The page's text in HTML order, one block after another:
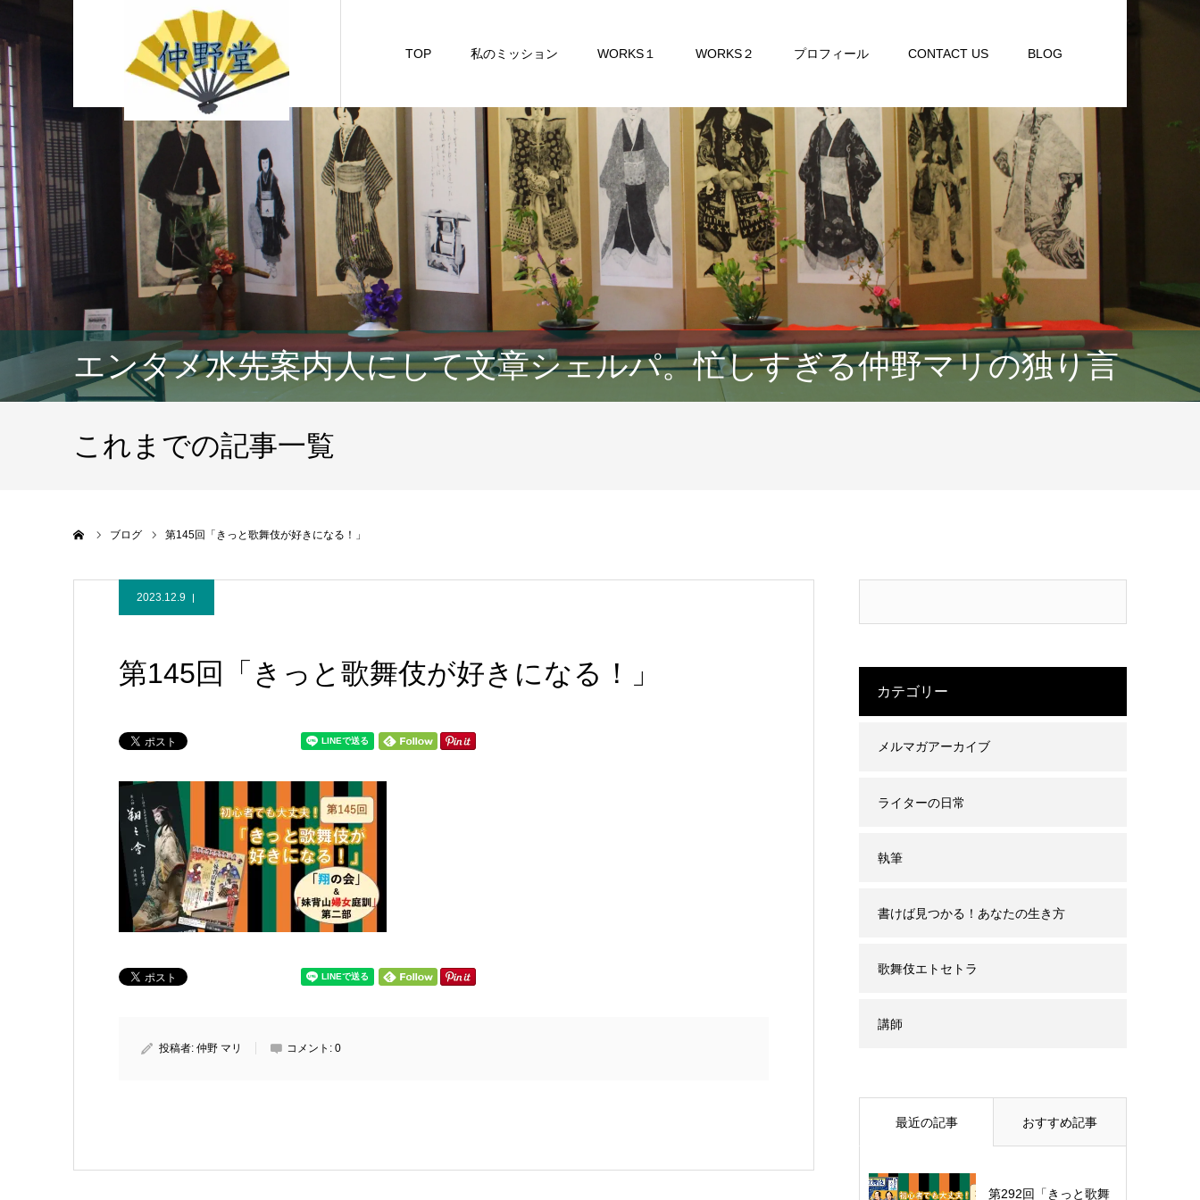
TOP 私のミッション WORKS１ WORKS２ プロフィール CONTACT US BLOG
エンタメ水先案内人にして文章シェルパ。忙しすぎる仲野マリの独り言
これまでの記事一覧
ブログ 第145回「きっと歌舞伎が好きになる！」
2023.12.9
第145回「きっと歌舞伎が好きになる！」
投稿者: 仲野 マリ コメント: 0
カテゴリー
メルマガアーカイブ
ライターの日常
執筆
書けば見つかる！あなたの生き方
歌舞伎エトセトラ
講師
最近の記事 おすすめ記事
第292回「きっと歌舞